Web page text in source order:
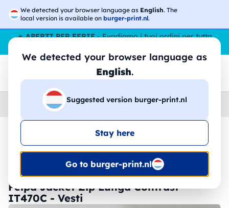
We detected your browser language as English. The
local version is available on burger-print.nl.
We detected your browser language as
English.
Suggested version burger-print.nl
Stay here
Go to burger-print.nl
☀️APERTI PER FERIE- Evadiamo i tuoi ordini per tutta
Felpe › Uomo
🔥 -30% Stampa DTF
Felpa Jacket Zip Lunga Contrast -
IT470C - Vesti